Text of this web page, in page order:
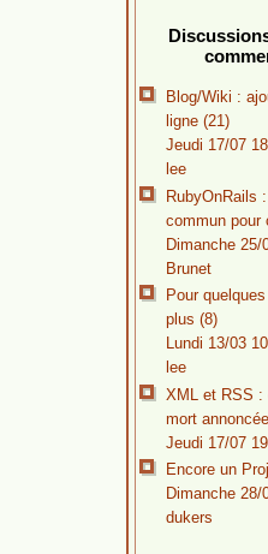
Blog/Wiki :
ligne (21)
Jeudi 17/07
lee
RubyOnRails
commun pour
Dimanche 25/
Brunet
Pour
plus (8)
Lundi 13/03
lee
XML et RSS :
mort
Jeudi 17/07
Encore un
Dimanche 28/
dukers